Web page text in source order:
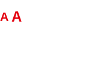
A A